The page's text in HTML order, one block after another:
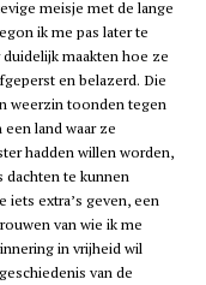
meisje met de lange
ik me pas later te
maakten hoe ze
en belazerd. Die
weerzin toonden tegen
land waar ze
hadden willen worden,
dachten te kunnen
iets extra’s geven, een
van wie ik me
in vrijheid wil
van de